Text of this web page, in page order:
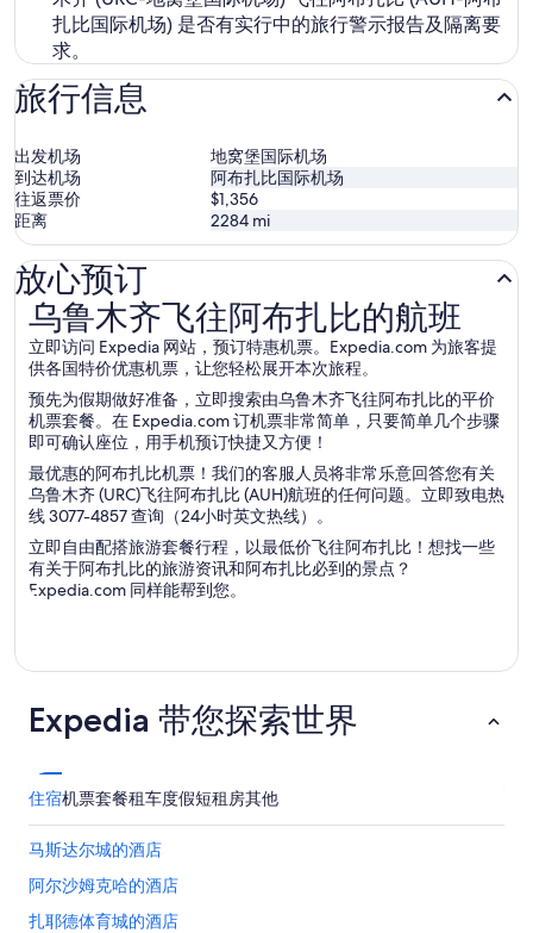
扎比国际机场) 是否有实行中的旅行警示报告及隔离要
求。
旅行信息
出发机场
地窝堡国际机场
到达机场
阿布扎比国际机场
往返票价
$1,356
距离
2284 mi
放心预订
乌鲁木齐飞往阿布扎比的航班
立即访问 Expedia 网站，预订特惠机票。Expedia.com 为旅客提
供各国特价优惠机票，让您轻松展开本次旅程。
预先为假期做好准备，立即搜索由乌鲁木齐飞往阿布扎比的平价
机票套餐。在 Expedia.com 订机票非常简单，只要简单几个步骤
即可确认座位，用手机预订快捷又方便！
最优惠的阿布扎比机票！我们的客服人员将非常乐意回答您有关
乌鲁木齐 (URC)飞往阿布扎比 (AUH)航班的任何问题。立即致电热
线 3077-4857 查询（24小时英文热线）。
立即自由配搭旅游套餐行程，以最低价飞往阿布扎比！想找一些
有关于阿布扎比的旅游资讯和阿布扎比必到的景点？
Expedia.com 同样能帮到您。
乌鲁木齐飞往阿布扎比的航班
Expedia 带您探索世界
住宿机票套餐租车度假短租房其他
马斯达尔城的酒店
阿尔沙姆克哈的酒店
扎耶德体育城的酒店